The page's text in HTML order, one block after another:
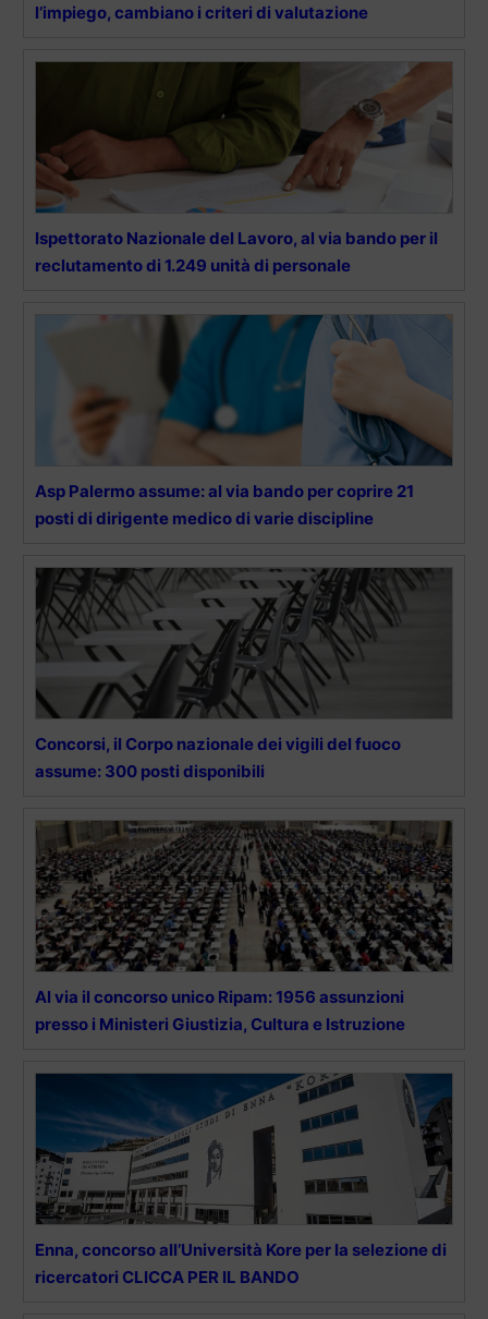
l’impiego, cambiano i criteri di valutazione
Ispettorato Nazionale del Lavoro, al via bando per il
reclutamento di 1.249 unità di personale
Asp Palermo assume: al via bando per coprire 21
posti di dirigente medico di varie discipline
Concorsi, il Corpo nazionale dei vigili del fuoco
assume: 300 posti disponibili
Al via il concorso unico Ripam: 1956 assunzioni
presso i Ministeri Giustizia, Cultura e Istruzione
Enna, concorso all’Università Kore per la selezione di
ricercatori CLICCA PER IL BANDO